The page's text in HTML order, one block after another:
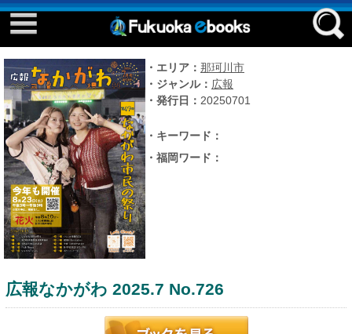
・エリア： 那珂川市
・ジャンル： 広報
・発行日： 20250701
・キーワード：
・福岡ワード：
広報なかがわ 2025.7 No.726
Event ebook
twitter
はじめてご利用される方へ
コンテンツ
推して参る